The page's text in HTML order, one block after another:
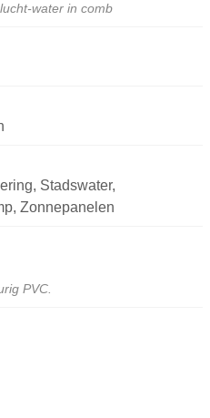
water in comb
Stadswater,
Zonnepanelen
PVC.